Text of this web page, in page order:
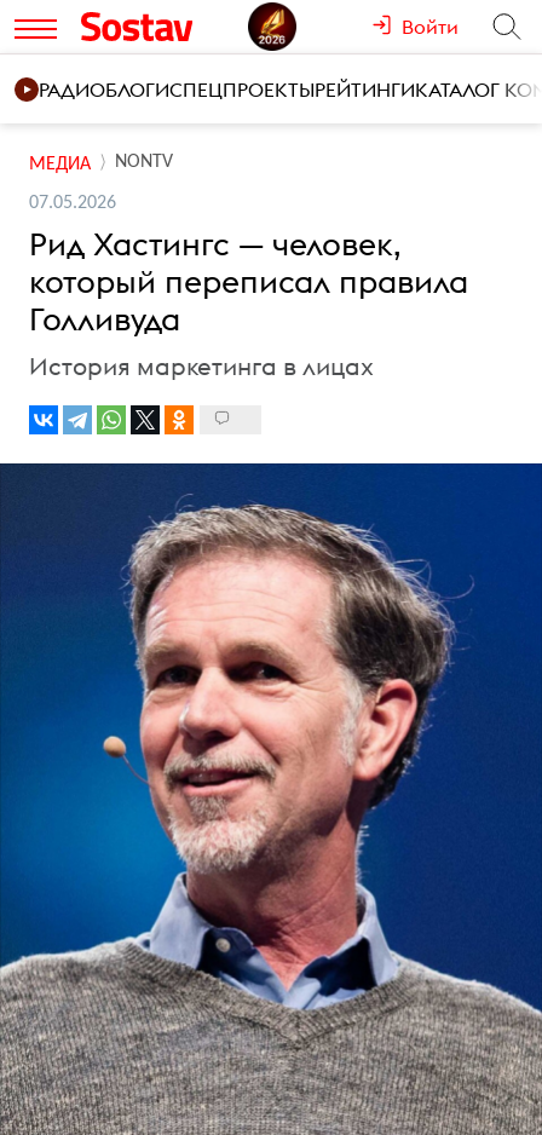
Войти
РАДИОБЛОГИСПЕЦПРОЕКТЫРЕЙТИНГИКАТАЛОГ
МЕДИА NONTV
07.05.2026
Рид Хастингс — человек,
который переписал правила
Голливуда
История маркетинга в лицах